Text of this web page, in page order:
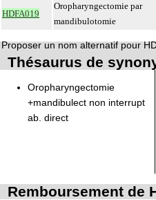
HDFA019
Oropharyngectomie par
mandibulotomie
Proposer un nom alternatif pour
Thésaurus de
Oropharyngectomie
+mandibulect non interrupt
ab. direct
Remboursement de